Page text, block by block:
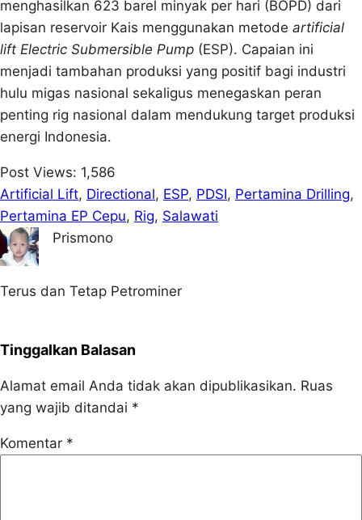
menghasilkan 623 barel minyak per hari (BOPD) dari
lapisan reservoir Kais menggunakan metode artificial
lift Electric Submersible Pump (ESP). Capaian ini
menjadi tambahan produksi yang positif bagi industri
hulu migas nasional sekaligus menegaskan peran
penting rig nasional dalam mendukung target produksi
energi Indonesia.
Post Views: 1,586
Artificial Lift, Directional, ESP, PDSI, Pertamina Drilling
Pertamina EP Cepu, Rig, Salawati
Prismono
Terus dan Tetap Petrominer
Tinggalkan Balasan
Alamat email Anda tidak akan dipublikasikan. Ruas
yang wajib ditandai *
Komentar *